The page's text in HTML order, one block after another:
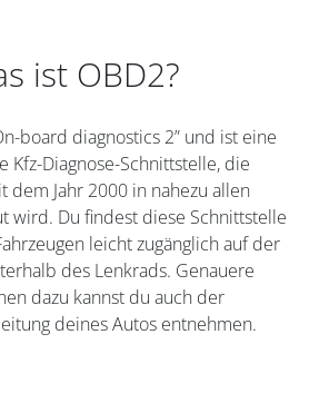
ist OBD2?
board diagnostics 2” und ist eine
Kfz-Diagnose-Schnittstelle, die
dem Jahr 2000 in nahezu allen
wird. Du findest diese Schnittstelle
leicht zugänglich auf der
des Lenkrads. Genauere
dazu kannst du auch der
deines Autos entnehmen.